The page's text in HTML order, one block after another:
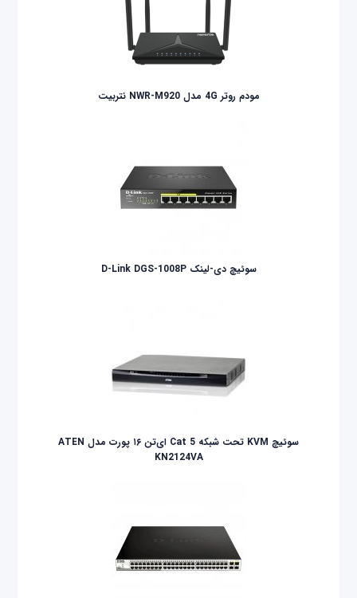
مودم روتر 4G مدل NWR-M920 نتربیت
سوئیچ دی-لینک D-Link DGS-1008P
سوئیچ KVM تحت شبکه Cat 5 ای‌تن ۱۶ پورت مدل ATEN
KN2124VA